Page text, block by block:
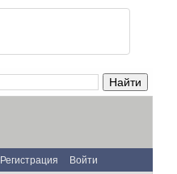
Регистрация Войти